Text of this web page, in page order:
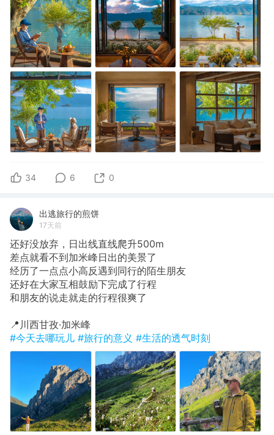
34 6 0
出逃旅行的煎饼
17天前
还好没放弃，日出线直线爬升500m
​差点就看不到加米峰日出的美景了
经历了一点点小高反遇到同行的陌生朋友
还好在大家互相鼓励下完成了行程
和朋友的说走就走的行程很爽了
​📍川西甘孜·加米峰
#今天去哪玩儿 #旅行的意义 #生活的透气时刻